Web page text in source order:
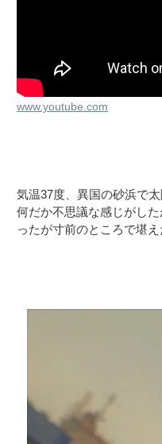
www.youtube.com
気温37度、異国の砂浜で
何だか不思議な感じがし
ったが寸前のところで堪え